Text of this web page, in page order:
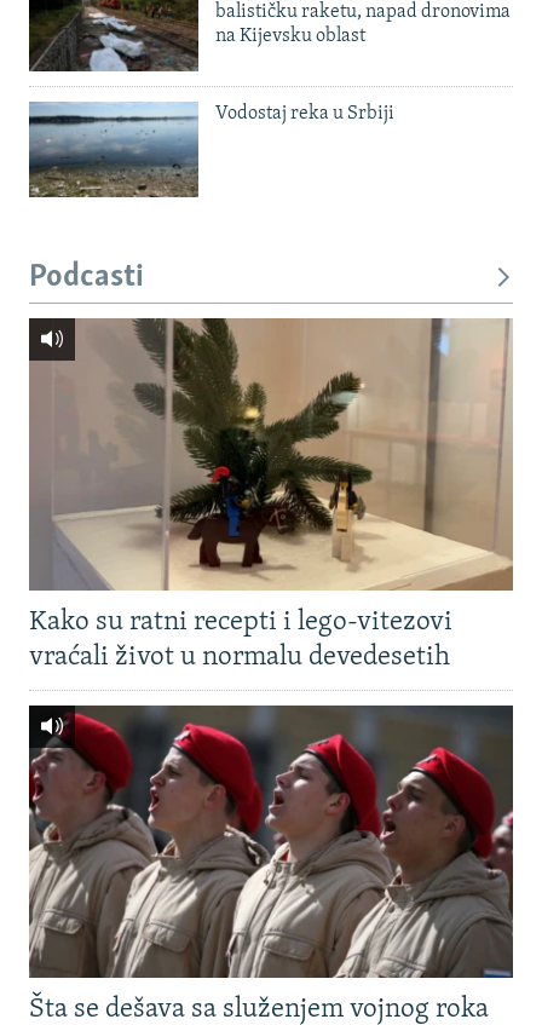
balističku raketu, napad dronovima
na Kijevsku oblast
Vodostaj reka u Srbiji
Podcasti
Kako su ratni recepti i lego-vitezovi
vraćali život u normalu devedesetih
Šta se dešava sa služenjem vojnog roka